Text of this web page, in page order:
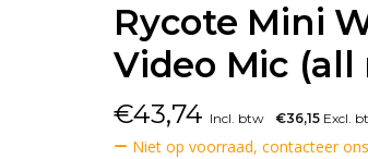
Rycote Mini
Video Mic (all
€43,74 Incl. btw €36,15 Excl.
Niet op voorraad, contacteer ons